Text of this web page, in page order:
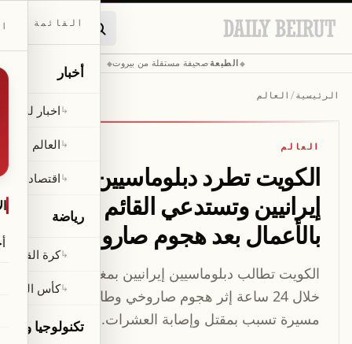
◆ الطبعة·صحيفة مستقلة من بيروت◆
الرئيسية/ العالم
العالم
الكويت تطرد دبلوماسيين
إيرانيين وتستدعي القائم
بالأعمال بعد هجوم صاروخي
الكويت تطالب دبلوماسيين إيرانيين بمغادرة البلاد
خلال 24 ساعة إثر هجوم صاروخي وطائرات
مسيرة تسبب بمقتل وإصابة العشرات.
القائمة
أخبار
↳اخبار لبنان
↳العالم
↳اقتصاد
رياضة
↳كرة القدم
↳كأس العالم ٢٠٢٦
تكنولوجيا